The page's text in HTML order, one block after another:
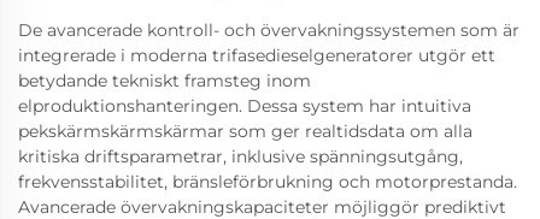
De avancerade kontroll- och övervakningssystemen som är
integrerade i moderna trifasedieselgeneratorer utgör ett
betydande tekniskt framsteg inom
elproduktionshanteringen. Dessa system har intuitiva
pekskärmskärmskärmar som ger realtidsdata om alla
kritiska driftsparametrar, inklusive spänningsutgång,
frekvensstabilitet, bränsleförbrukning och motorprestanda.
Avancerade övervakningskapaciteter möjliggör prediktivt